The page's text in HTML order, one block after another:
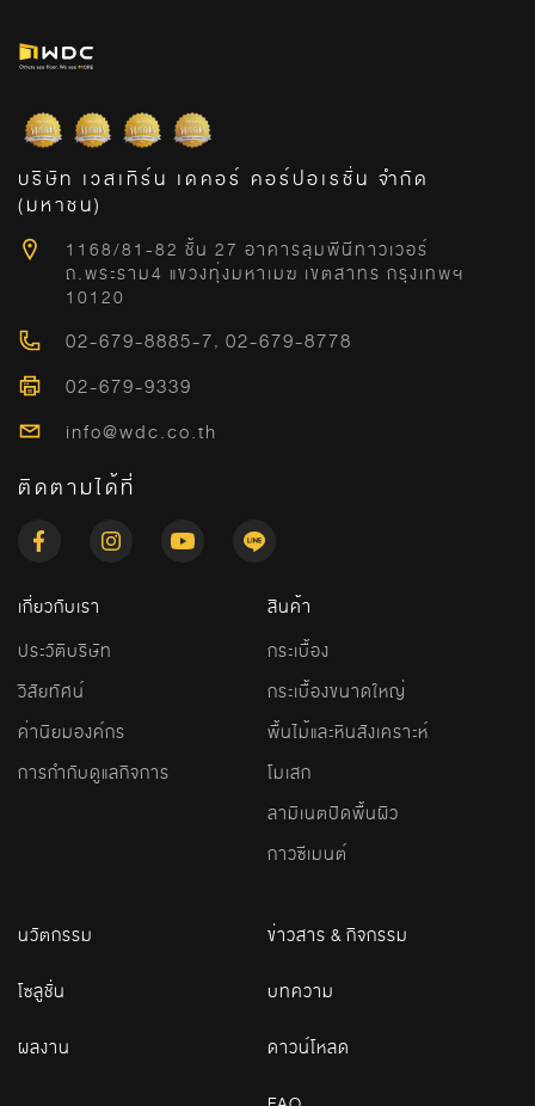
บริษัท เวสเทิร์น เดคอร์ คอร์ปอเรชั่น จำกัด
(มหาชน)
1168/81-82 ชั้น 27 อาคารลุมพีนีทาวเวอร์
ถ.พระราม4 แขวงทุ่งมหาเมฆ เขตสาทร กรุงเทพฯ
10120
02-679-8885-7, 02-679-8778
02-679-9339
info@wdc.co.th
ติดตามได้ที่
เกี่ยวกับเรา
ประวัติบริษัท
วิสัยทัศน์
ค่านิยมองค์กร
การกำกับดูแลกิจการ
สินค้า
กระเบื้อง
กระเบื้องขนาดใหญ่
พื้นไม้และหินสังเคราะห์
โมเสก
ลามิเนตปิดพื้นผิว
กาวซีเมนต์
นวัตกรรม
โซลูชั่น
ผลงาน
ข่าวสาร & กิจกรรม
บทความ
ดาวน์โหลด